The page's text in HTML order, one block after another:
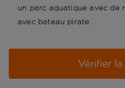
un parc aquatique avec de
avec bateau pirate.
Vérifier